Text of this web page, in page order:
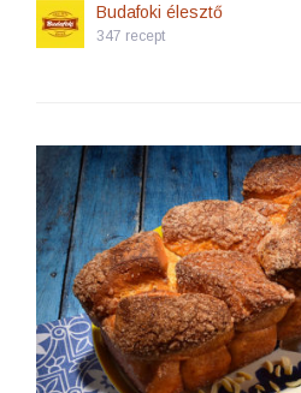
Budafoki élesztő
347 recept